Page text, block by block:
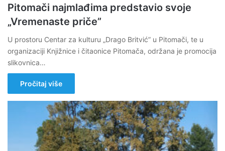
Pitomači najmlađima predstavio svoje
„Vremenaste priče”
U prostoru Centar za kulturu „Drago Britvić” u Pitomači, te u
organizaciji Knjižnice i čitaonice Pitomača, održana je promocija
slikovnica…
Pročitaj više